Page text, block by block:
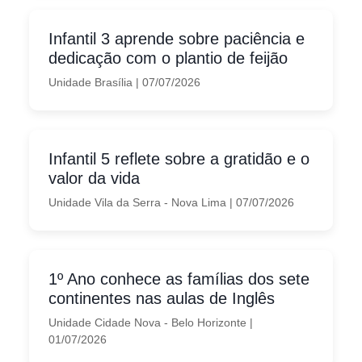
Infantil 3 aprende sobre paciência e
dedicação com o plantio de feijão
Unidade Brasília | 07/07/2026
Infantil 5 reflete sobre a gratidão e o
valor da vida
Unidade Vila da Serra - Nova Lima | 07/07/2026
1º Ano conhece as famílias dos sete
continentes nas aulas de Inglês
Unidade Cidade Nova - Belo Horizonte |
01/07/2026